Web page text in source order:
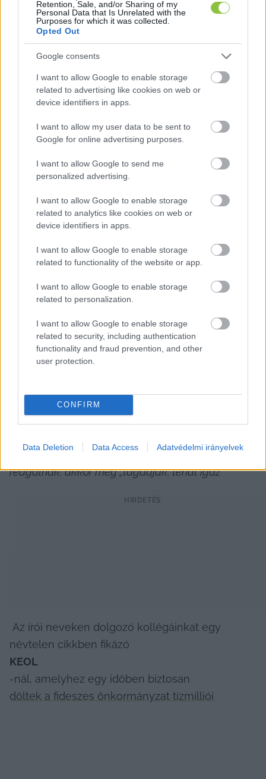
Retention, Sale, and/or Sharing of my
Personal Data that Is Unrelated with the
Purposes for which it was collected.
Opted Out
Google consents
I want to allow Google to enable storage
related to advertising like cookies on web or
device identifiers in apps.
I want to allow my user data to be sent to
Google for online advertising purposes.
I want to allow Google to send me
personalized advertising.
I want to allow Google to enable storage
related to analytics like cookies on web or
device identifiers in apps.
I want to allow Google to enable storage
related to functionality of the website or app.
I want to allow Google to enable storage
related to personalization.
I want to allow Google to enable storage
related to security, including authentication
functionality and fraud prevention, and other
user protection.
CONFIRM
Data Deletion Data Access Adatvédelmi irányelvek
interakció. Itt minden bizonnyal töröltek
hozzászólásokat, mert a Facebook ötöt mutat az
bántották. A láthatók közül az egyik egy ismert
fideszes kommentelőtől jött:         „Kecsup tv
„Hiros.hu viszlát”
képviselők reagáltak (a KecsUP tehát olyan
szintet ért el, hogy parlamenti képviselők
foglalkoznak velünk, ami igazán megtisztelő) a
„Kecsup-botrányra” :-), ott ezek olvashatók:
„Legalább tudjuk, hogy még megvannak a
tisztelt ogy. képviselők”
„Saját házuk tájékán esetleg körbe nézni??
Adófizetők pénze melyik kormányközeli
„Kecsup facebook oldalán semmi reakció… ezzel el
„Mit kellene erre a hülyeségre reagálni… ha
reagálnak, akkor meg „tagadják, tehát igaz”
HIRDETÉS
névtelen cikkben fikázó
KEOL
-nál, amelyhez egy időben biztosan
dőltek a fideszes önkormányzat tízmilliói